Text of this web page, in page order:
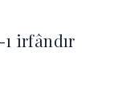
irfândır